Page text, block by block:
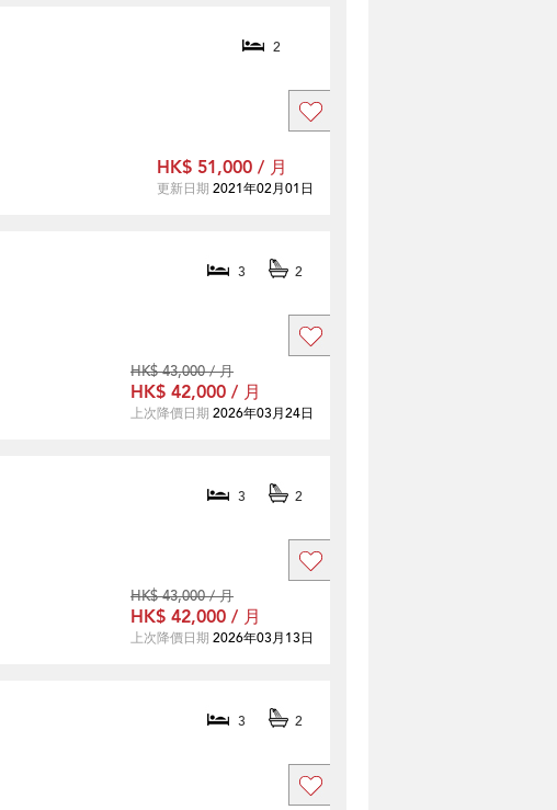
2
HK$ 51,000 / 月
更新日期 2021年02月01日
3 2
HK$ 43,000 / 月
HK$ 42,000 / 月
上次降價日期 2026年03月24日
3 2
HK$ 43,000 / 月
HK$ 42,000 / 月
上次降價日期 2026年03月13日
3 2